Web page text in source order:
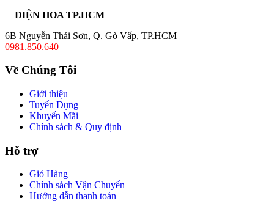
ĐIỆN HOA TP.HCM
6B Nguyễn Thái Sơn, Q. Gò Vấp, TP.HCM
0981.850.640
Về Chúng Tôi
Giới thiệu
Tuyển Dụng
Khuyến Mãi
Chính sách & Quy định
Hỗ trợ
Giỏ Hàng
Chính sách Vận Chuyển
Hướng dẫn thanh toán